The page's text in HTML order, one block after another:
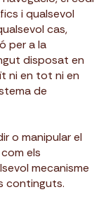
i qualsevol
cas,
per a la
disposat en
ni en tot ni en
de
o manipular el
els
mecanisme
continguts.